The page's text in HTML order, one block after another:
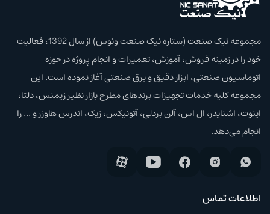
مجموعه نیک صنعت (ستاره نیک صنعت ونوس) از سال 1392، فعالیت
خود را در زمینه فروش، آموزش،‌ تعمیرات و انجام پروژه در حوزه
اتوماسیون صنعتی، ابزار دقیق و برق صنعتی آغاز نموده است. این
مجموعه کلیه خدمات تجهیزات برند‌های مطرح بازار نظیر زیمنس، دلتا،
اینوت، اشنایدر، ال اس، آلن بردلی، آتونیکس، زیک، اندرس هاوزر و ... را
انجام می‌دهد.
اطلاعات تماس